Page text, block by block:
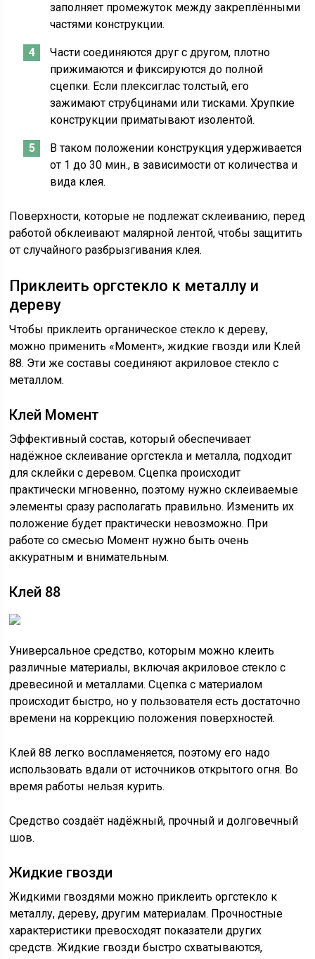
заполняет промежуток между закреплёнными
частями конструкции.
Части соединяются друг с другом, плотно
прижимаются и фиксируются до полной
сцепки. Если плексиглас толстый, его
зажимают струбцинами или тисками. Хрупкие
конструкции приматывают изолентой.
В таком положении конструкция удерживается
от 1 до 30 мин., в зависимости от количества и
вида клея.
Поверхности, которые не подлежат склеиванию, перед
работой обклеивают малярной лентой, чтобы защитить
от случайного разбрызгивания клея.
Приклеить оргстекло к металлу и
дереву
Чтобы приклеить органическое стекло к дереву,
можно применить «Момент», жидкие гвозди или Клей
88. Эти же составы соединяют акриловое стекло с
металлом.
Клей Момент
Эффективный состав, который обеспечивает
надёжное склеивание оргстекла и металла, подходит
для склейки с деревом. Сцепка происходит
практически мгновенно, поэтому нужно склеиваемые
элементы сразу располагать правильно. Изменить их
положение будет практически невозможно. При
работе со смесью Момент нужно быть очень
аккуратным и внимательным.
Клей 88
Универсальное средство, которым можно клеить
различные материалы, включая акриловое стекло с
древесиной и металлами. Сцепка с материалом
происходит быстро, но у пользователя есть достаточно
времени на коррекцию положения поверхностей.
Клей 88 легко воспламеняется, поэтому его надо
использовать вдали от источников открытого огня. Во
время работы нельзя курить.
Средство создаёт надёжный, прочный и долговечный
шов.
Жидкие гвозди
Жидкими гвоздями можно приклеить оргстекло к
металлу, дереву, другим материалам. Прочностные
характеристики превосходят показатели других
средств. Жидкие гвозди быстро схватываются,